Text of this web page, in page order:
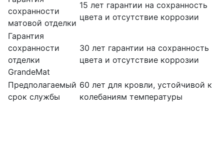
сохранности
матовой отделки
15 лет гарантии на сохранность
цвета и отсутствие коррозии
Гарантия
сохранности
отделки
GrandeMat
30 лет гарантии на сохранность
цвета и отсутствие коррозии
Предполагаемый
срок службы
60 лет для кровли, устойчивой к
колебаниям температуры